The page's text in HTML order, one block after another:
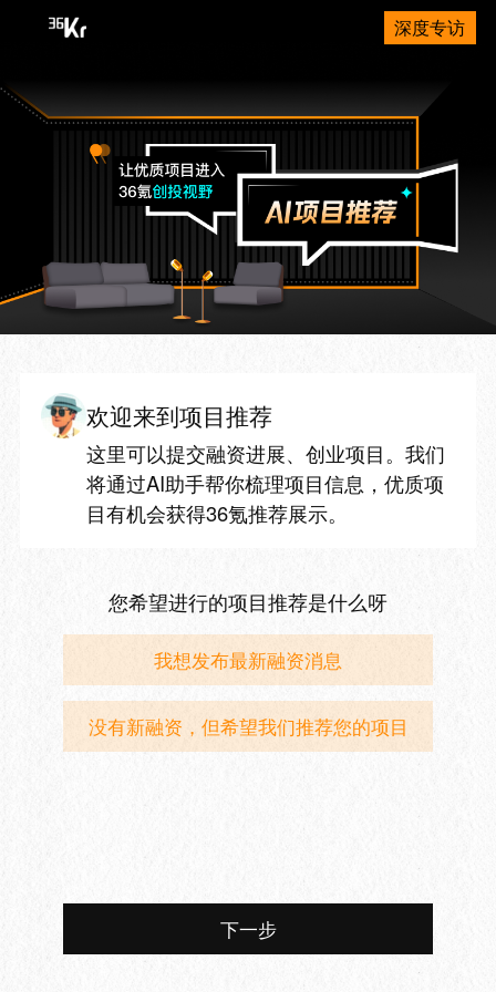
深度专访
欢迎来到项目推荐
这里可以提交融资进展、创业项目。我们
将通过AI助手帮你梳理项目信息，优质项
目有机会获得36氪推荐展示。
您希望进行的项目推荐是什么呀
我想发布最新融资消息
没有新融资，但希望我们推荐您的项目
下一步